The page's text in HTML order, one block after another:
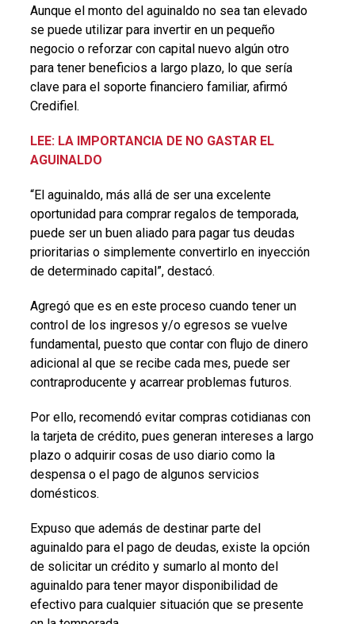
Aunque el monto del aguinaldo no sea tan elevado
se puede utilizar para invertir en un pequeño
negocio o reforzar con capital nuevo algún otro
para tener beneficios a largo plazo, lo que sería
clave para el soporte financiero familiar, afirmó
Credifiel.
LEE: LA IMPORTANCIA DE NO GASTAR EL
AGUINALDO
“El aguinaldo, más allá de ser una excelente
oportunidad para comprar regalos de temporada,
puede ser un buen aliado para pagar tus deudas
prioritarias o simplemente convertirlo en inyección
de determinado capital”, destacó.
Agregó que es en este proceso cuando tener un
control de los ingresos y/o egresos se vuelve
fundamental, puesto que contar con flujo de dinero
adicional al que se recibe cada mes, puede ser
contraproducente y acarrear problemas futuros.
Por ello, recomendó evitar compras cotidianas con
la tarjeta de crédito, pues generan intereses a largo
plazo o adquirir cosas de uso diario como la
despensa o el pago de algunos servicios
domésticos.
Expuso que además de destinar parte del
aguinaldo para el pago de deudas, existe la opción
de solicitar un crédito y sumarlo al monto del
aguinaldo para tener mayor disponibilidad de
efectivo para cualquier situación que se presente